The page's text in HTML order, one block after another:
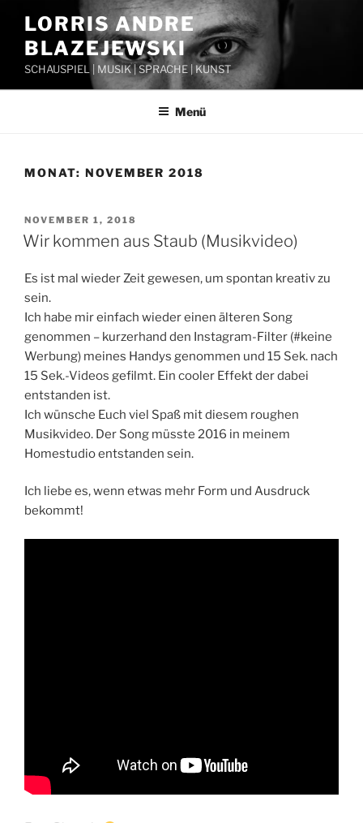
Inhalt
springen
LORRIS ANDRE
BLAZEJEWSKI
SCHAUSPIEL | MUSIK | SPRACHE | KUNST
Menü
MONAT: NOVEMBER 2018
VERÖFFENTLICHT
AM
NOVEMBER 1, 2018
Wir kommen aus Staub (Musikvideo)
Es ist mal wieder Zeit gewesen, um spontan kreativ zu
sein.
Ich habe mir einfach wieder einen älteren Song
genommen – kurzerhand den Instagram-Filter (#keine
Werbung) meines Handys genommen und 15 Sek. nach
15 Sek.-Videos gefilmt. Ein cooler Effekt der dabei
entstanden ist.
Ich wünsche Euch viel Spaß mit diesem roughen
Musikvideo. Der Song müsste 2016 in meinem
Homestudio entstanden sein.
Ich liebe es, wenn etwas mehr Form und Ausdruck
bekommt!